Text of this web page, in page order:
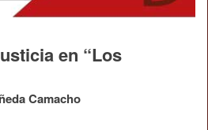
en “Los
Camacho